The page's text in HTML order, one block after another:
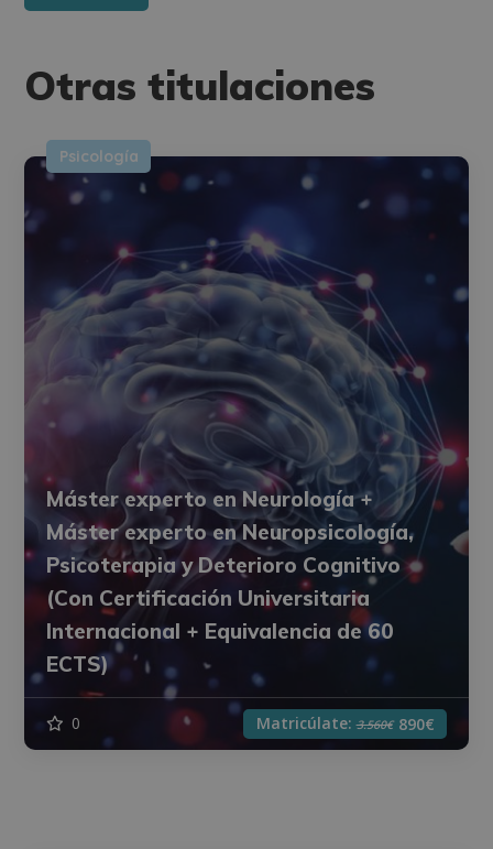
Otras titulaciones
Psicología
Máster experto en Neurología +
Máster experto en Neuropsicología,
Psicoterapia y Deterioro Cognitivo
(Con Certificación Universitaria
Internacional + Equivalencia de 60
ECTS)
0 Matricúlate:3.560€ 890€